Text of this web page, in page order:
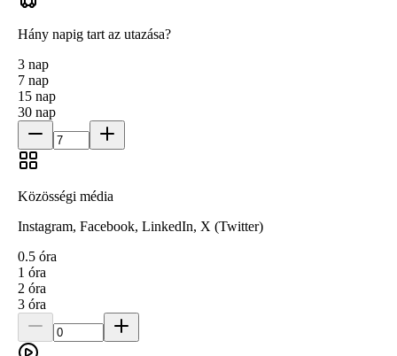
Hány napig tart az utazása?
3 nap
7 nap
15 nap
30 nap
Közösségi média
Instagram, Facebook, LinkedIn, X (Twitter)
0.5 óra
1 óra
2 óra
3 óra